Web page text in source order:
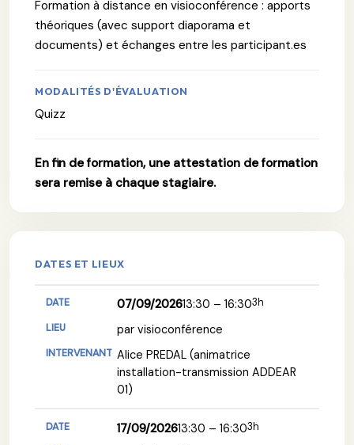
Formation à distance en visioconférence : apports
théoriques (avec support diaporama et
documents) et échanges entre les participant.es
MODALITÉS D'ÉVALUATION
Quizz
En fin de formation, une attestation de formation
sera remise à chaque stagiaire.
DATES ET LIEUX
07/09/202613:30 – 16:303h
par visioconférence
Alice PREDAL (animatrice
installation-transmission ADDEAR
01)
17/09/202613:30 – 16:303h